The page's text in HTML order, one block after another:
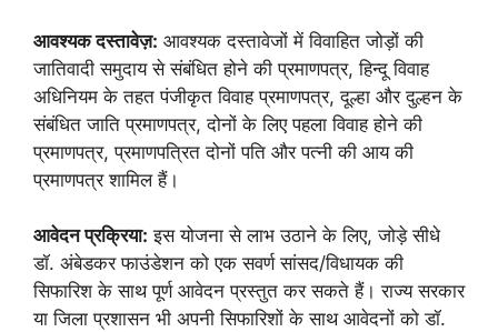
आवश्यक दस्तावेज़: आवश्यक दस्तावेजों में विवाहित जोड़ों की
जातिवादी समुदाय से संबंधित होने की प्रमाणपत्र, हिन्दू विवाह
अधिनियम के तहत पंजीकृत विवाह प्रमाणपत्र, दूल्हा और दुल्हन के
संबंधित जाति प्रमाणपत्र, दोनों के लिए पहला विवाह होने की
प्रमाणपत्र, प्रमाणपत्रित दोनों पति और पत्नी की आय की
प्रमाणपत्र शामिल हैं।
आवेदन प्रक्रिया: इस योजना से लाभ उठाने के लिए, जोड़े सीधे
डॉ. अंबेडकर फाउंडेशन को एक सवर्ण सांसद/विधायक की
सिफारिश के साथ पूर्ण आवेदन प्रस्तुत कर सकते हैं। राज्य सरकार
या जिला प्रशासन भी अपनी सिफारिशों के साथ आवेदनों को डॉ.